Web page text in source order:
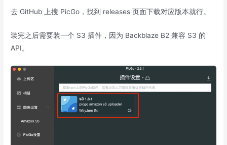
去 GitHub 上搜 PicGo，找到 releases 页面下载对应版本就行。
装完之后需要装一个 S3 插件，因为 Backblaze B2 兼容 S3 的
API。